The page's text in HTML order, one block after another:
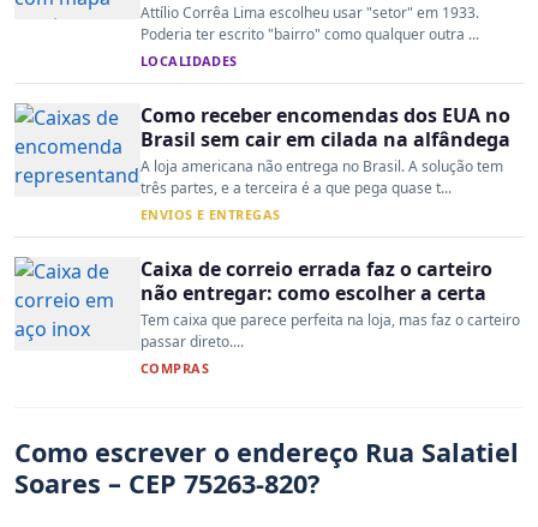
Attílio Corrêa Lima escolheu usar "setor" em 1933.
Poderia ter escrito "bairro" como qualquer outra ...
LOCALIDADES
Como receber encomendas dos EUA no
Brasil sem cair em cilada na alfândega
A loja americana não entrega no Brasil. A solução tem
três partes, e a terceira é a que pega quase t...
ENVIOS E ENTREGAS
Caixa de correio errada faz o carteiro
não entregar: como escolher a certa
Tem caixa que parece perfeita na loja, mas faz o carteiro
passar direto....
COMPRAS
Como escrever o endereço Rua Salatiel
Soares – CEP 75263-820?